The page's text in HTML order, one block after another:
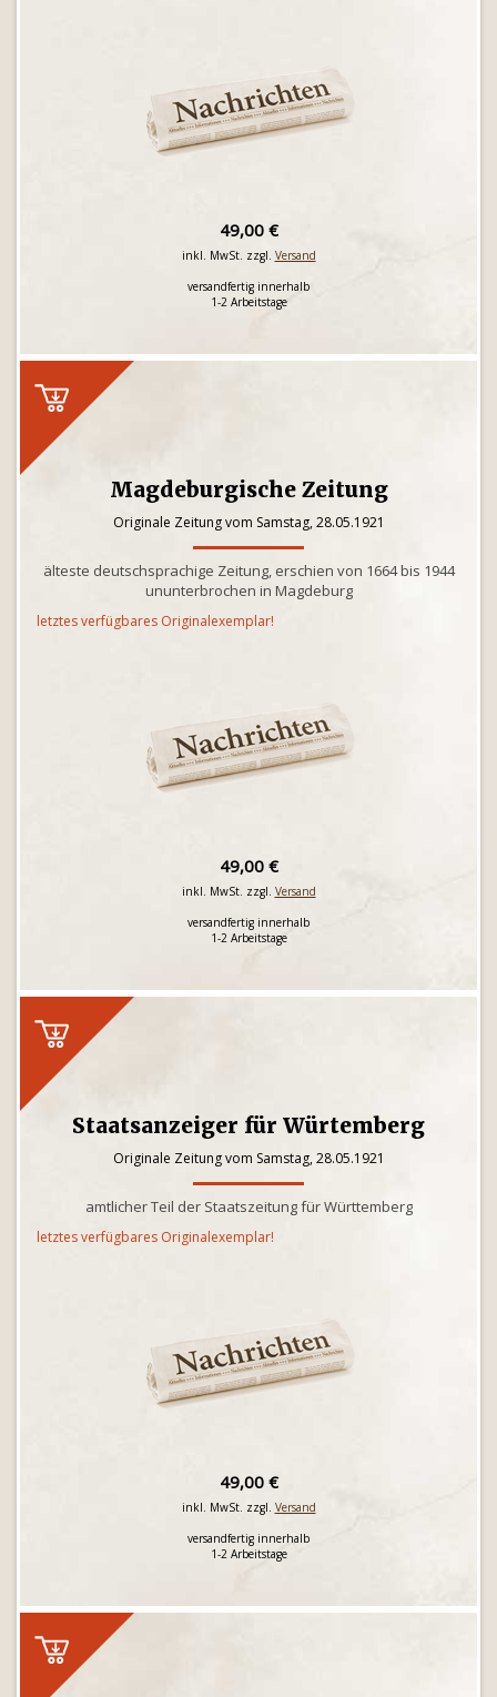
49,00 €
inkl. MwSt. zzgl. Versand
versandfertig innerhalb
1-2 Arbeitstage
Magdeburgische Zeitung
Originale Zeitung vom Samstag, 28.05.1921
älteste deutschsprachige Zeitung, erschien von 1664 bis 1944
ununterbrochen in Magdeburg
letztes verfügbares Originalexemplar!
49,00 €
inkl. MwSt. zzgl. Versand
versandfertig innerhalb
1-2 Arbeitstage
Staatsanzeiger für Würtemberg
Originale Zeitung vom Samstag, 28.05.1921
amtlicher Teil der Staatszeitung für Württemberg
letztes verfügbares Originalexemplar!
49,00 €
inkl. MwSt. zzgl. Versand
versandfertig innerhalb
1-2 Arbeitstage